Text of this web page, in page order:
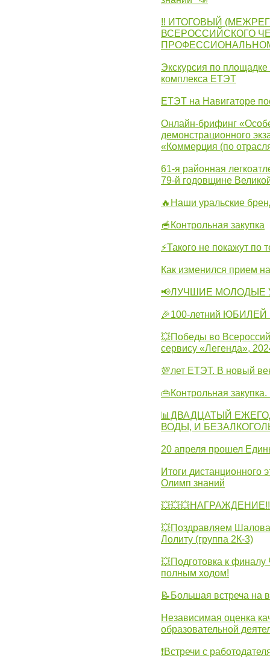
‼ ИТОГОВЫЙ
ВСЕРОССИЙСКОГО
Экскурсия по
комплекса ЕТЭТ
ЕТЭТ на Навигаторе
Онлайн-брифинг
демонстрационного
«Коммерция (по
61-я районная
79-й годовщине
🔥Наши уральские
🥣Контрольная закупка
⚡Такого не покажут по
Как изменился прием
📢ЛУЧШИЕ МОЛОДЫЕ
🎉100-летний ЮБИЛЕЙ
💥Победы во
сервису «Легенда»,
💯лет ЕТЭТ. В новый
👜Контрольная
📊ДВАДЦАТЫЙ
ВОДЫ, И
20 апреля прошел
Итоги дистанционного
Олимп знаний
💥Поздравляем
Лолиту (группа 2К-3)
💥Подготовка к
полным ходом!
📝Большая встреча на
Независимая оценка
образовательной
❗Встречи с